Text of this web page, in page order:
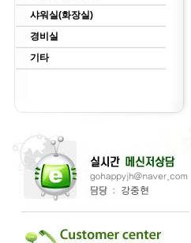
샤워실(화장실)
경비실
기타